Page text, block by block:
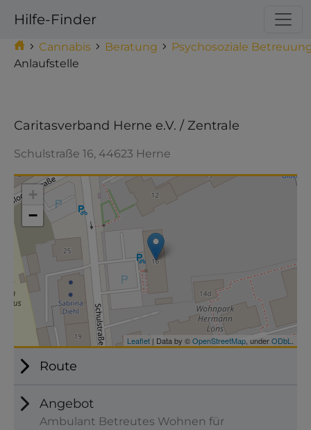
Hilfe-Finder
Cannabis Beratung
Psychosoziale
Anlaufstelle
Caritasverband Herne e.V. / Zentrale
Schulstraße 16, 44623 Herne
Route
Angebot
Ambulant Betreutes Wohnen für
Make this Notebook Trusted to load map: File ->
Trust Notebook